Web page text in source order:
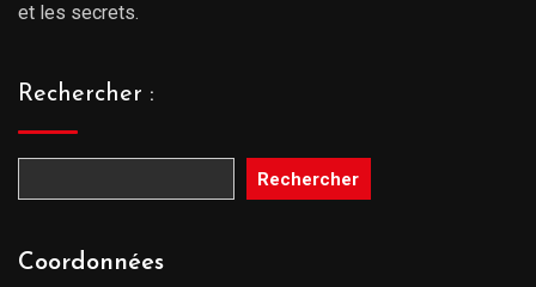
et les secrets.
Rechercher :
Rechercher
Coordonnées